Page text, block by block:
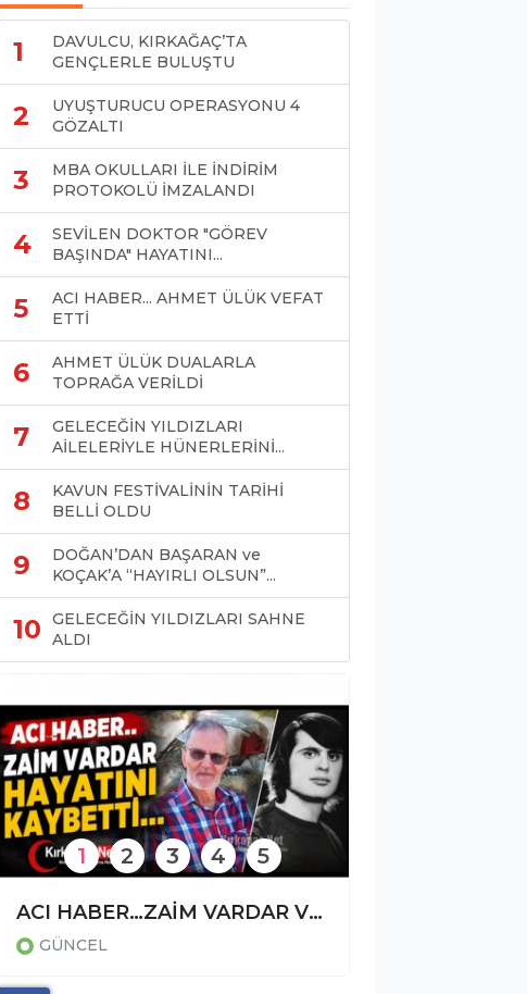
1
DAVULCU, KIRKAĞAÇ’TA
GENÇLERLE BULUŞTU
2
UYUŞTURUCU OPERASYONU 4
GÖZALTI
3
MBA OKULLARI İLE İNDİRİM
PROTOKOLÜ İMZALANDI
4
SEVİLEN DOKTOR "GÖREV
BAŞINDA" HAYATINI...
5
ACI HABER... AHMET ÜLÜK VEFAT
ETTİ
6
AHMET ÜLÜK DUALARLA
TOPRAĞA VERİLDİ
7
GELECEĞİN YILDIZLARI
AİLELERİYLE HÜNERLERİNİ...
8
KAVUN FESTİVALİNİN TARİHİ
BELLİ OLDU
9
DOĞAN’DAN BAŞARAN ve
KOÇAK’A “HAYIRLI OLSUN”...
10
GELECEĞİN YILDIZLARI SAHNE
ALDI
ACI HABER…ZAİM VARDAR VEFAT ETTİ
GÜNCEL
1 2 3 4 5